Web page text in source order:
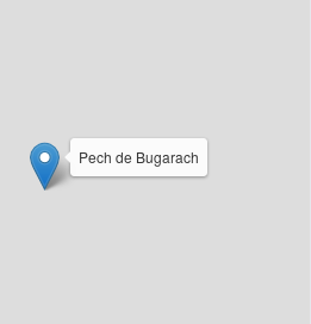
Pech de Bugarach